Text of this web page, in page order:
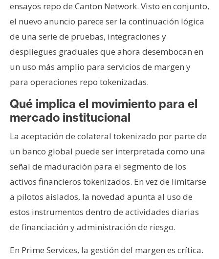
ensayos repo de Canton Network. Visto en conjunto,
el nuevo anuncio parece ser la continuación lógica
de una serie de pruebas, integraciones y
despliegues graduales que ahora desembocan en
un uso más amplio para servicios de margen y
para operaciones repo tokenizadas.
Qué implica el movimiento para el
mercado institucional
La aceptación de colateral tokenizado por parte de
un banco global puede ser interpretada como una
señal de maduración para el segmento de los
activos financieros tokenizados. En vez de limitarse
a pilotos aislados, la novedad apunta al uso de
estos instrumentos dentro de actividades diarias
de financiación y administración de riesgo.
En Prime Services, la gestión del margen es crítica.